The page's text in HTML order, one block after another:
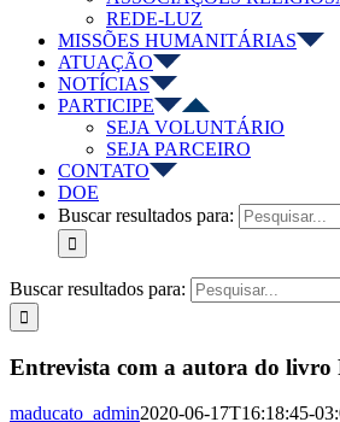
REDE-LUZ
MISSÕES HUMANITÁRIAS
ATUAÇÃO
NOTÍCIAS
PARTICIPE
SEJA VOLUNTÁRIO
SEJA PARCEIRO
CONTATO
DOE
Buscar resultados para:
Buscar resultados para:
Entrevista com a autora do livro
maducato_admin2020-06-17T16:18:45-